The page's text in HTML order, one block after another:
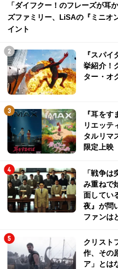
「ダイフクー！のフレーズが耳
ズファミリー、LiSAの『ミニオ
イント
『スパ
挙紹介！
ター・オ
『耳を
リエッテ
タルリマ
限定上映
「戦争
み重ねで
面してい
夜』が問
ファンは
クリスト
作、その
ア」とは